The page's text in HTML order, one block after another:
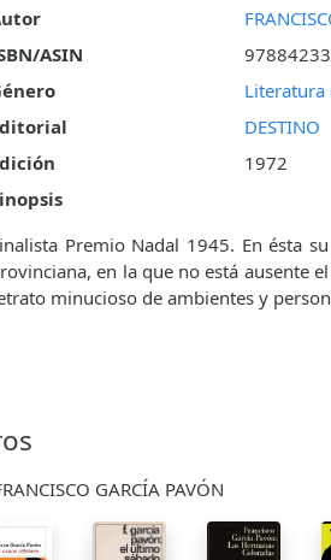
ASIN
Literatura
DESTINO
1972
Premio Nadal 1945. En ésta
en la que no está ausente
minucioso de ambientes y
GARCÍA PAVÓN